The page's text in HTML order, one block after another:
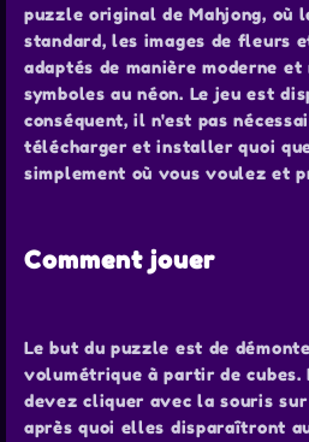
puzzle original de Mahjong, où
standard, les images de fleurs
adaptés de manière moderne et
symboles au néon. Le jeu est
conséquent, il n'est pas
télécharger et installer quoi
simplement où vous voulez et
Comment jouer
Le but du puzzle est de
volumétrique à partir de cubes.
devez cliquer avec la souris sur
après quoi elles disparaîtront